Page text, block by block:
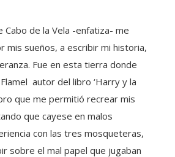
Cabo de la Vela -enfatiza- me
mis sueños, a escribir mi historia,
Fue en esta tierra donde
autor del libro ‘Harry y la
que me permitió recrear mis
que cayese en malos
con las tres mosqueteras,
sobre el mal papel que jugaban